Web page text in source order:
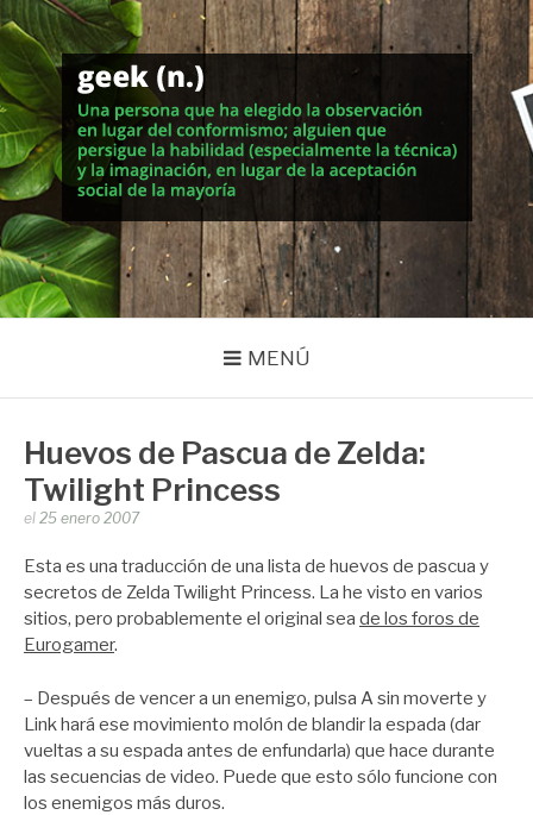
Saltar
al
contenido
MUNDO GEEK
Vida inteligente en la geekosfera
MENÚ
Huevos de Pascua de Zelda:
Twilight Princess
Publicado
Zootropo
el 25 enero 2007
Esta es una traducción de una lista de huevos de pascua y
secretos de Zelda Twilight Princess. La he visto en varios
sitios, pero probablemente el original sea de los foros de
Eurogamer.
– Después de vencer a un enemigo, pulsa A sin moverte y
Link hará ese movimiento molón de blandir la espada (dar
vueltas a su espada antes de enfundarla) que hace durante
las secuencias de video. Puede que esto sólo funcione con
los enemigos más duros.